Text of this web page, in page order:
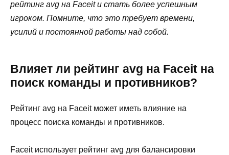
рейтинг avg на Faceit и стать более успешным
игроком. Помните, что это требует времени,
усилий и постоянной работы над собой.
Влияет ли рейтинг avg на Faceit на
поиск команды и противников?
Рейтинг avg на Faceit может иметь влияние на
процесс поиска команды и противников.
Faceit использует рейтинг avg для балансировки